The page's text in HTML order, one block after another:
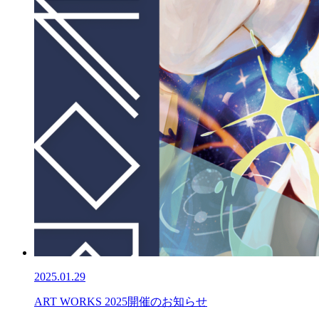
2025.01.29
ART WORKS 2025開催のお知らせ